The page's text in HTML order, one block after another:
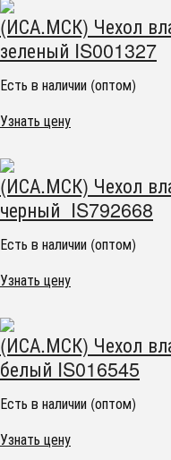
(ИСА.МСК) Чехол
зеленый IS001327
Есть в наличии (оптом)
Узнать цену
(ИСА.МСК) Чехол
черный IS792668
Есть в наличии (оптом)
Узнать цену
(ИСА.МСК) Чехол
белый IS016545
Есть в наличии (оптом)
Узнать цену